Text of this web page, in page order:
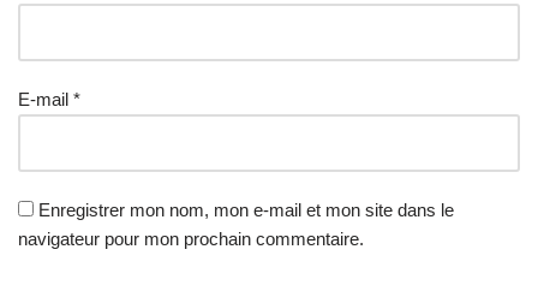
E-mail *
Enregistrer mon nom, mon e-mail et mon site dans le
navigateur pour mon prochain commentaire.